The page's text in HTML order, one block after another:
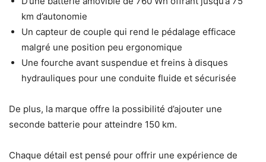
km d’autonomie
Un capteur de couple qui rend le pédalage efficace
malgré une position peu ergonomique
Une fourche avant suspendue et freins à disques
hydrauliques pour une conduite fluide et sécurisée
De plus, la marque offre la possibilité d’ajouter une
seconde batterie pour atteindre 150 km.
Chaque détail est pensé pour offrir une expérience de